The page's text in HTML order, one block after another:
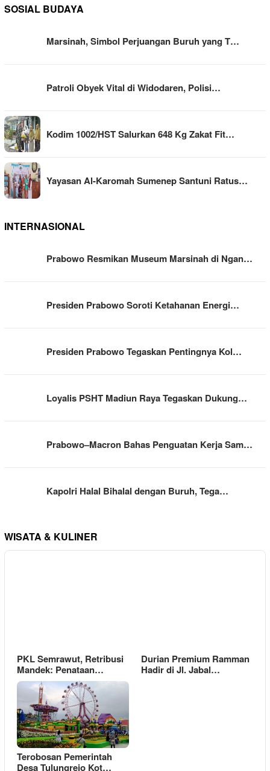
SOSIAL BUDAYA
Marsinah, Simbol Perjuangan Buruh yang T…
Patroli Obyek Vital di Widodaren, Polisi…
Kodim 1002/HST Salurkan 648 Kg Zakat Fit…
Yayasan Al-Karomah Sumenep Santuni Ratus…
INTERNASIONAL
Prabowo Resmikan Museum Marsinah di Ngan…
Presiden Prabowo Soroti Ketahanan Energi…
Presiden Prabowo Tegaskan Pentingnya Kol…
Loyalis PSHT Madiun Raya Tegaskan Dukung…
Prabowo–Macron Bahas Penguatan Kerja Sam…
Kapolri Halal Bihalal dengan Buruh, Tega…
WISATA & KULINER
PKL Semrawut, Retribusi
Mandek: Penataan…
Durian Premium Ramman
Hadir di Jl. Jabal…
Terobosan Pemerintah
Desa Tulungrejo Kot…